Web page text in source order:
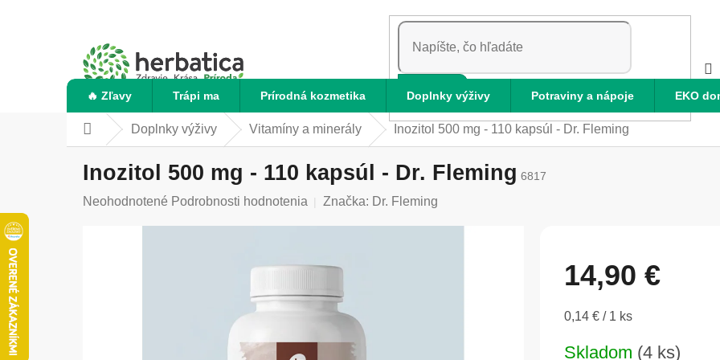
HĽADAŤ
🔥 Zľavy Trápi ma Prírodná kozmetika Doplnky výživy Potraviny a nápoje EKO
DomovDoplnky výživy Vitamíny a minerály Inozitol 500 mg - 110 kapsúl - Dr. Fleming
Inozitol 500 mg - 110 kapsúl - Dr. Fleming 6817
Priemerné
Neohodnotené Podrobnosti hodnotenia Značka: Dr. Fleming
14,90 €
Jednotková
0,14 € / 1 ks
Skladom (4 ks)